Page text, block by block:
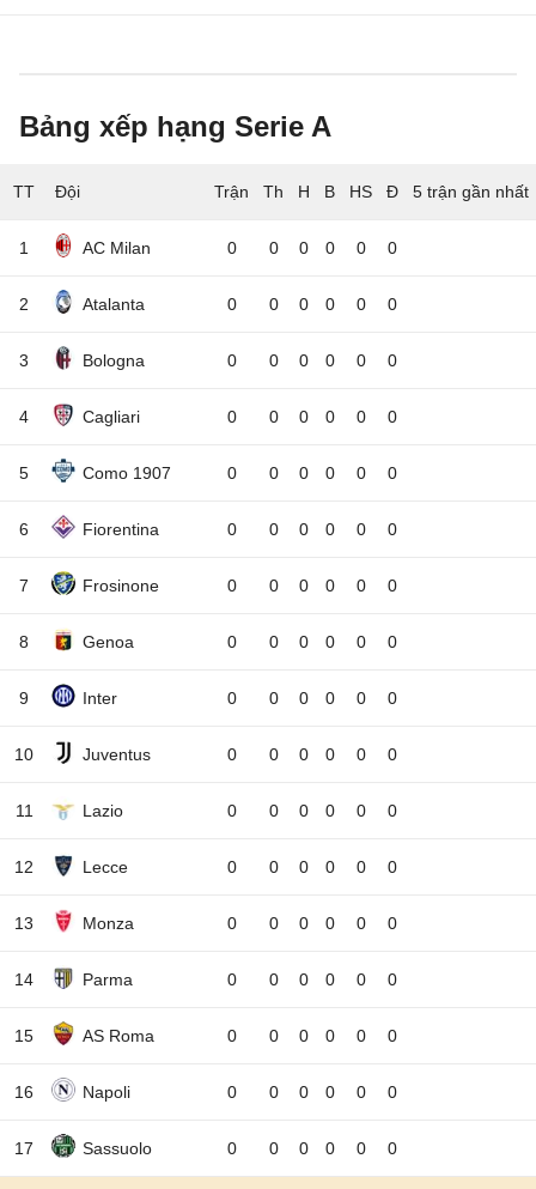
Bảng xếp hạng Serie A
TT Đội 5 trận gần nhất
1 AC Milan 0 0 0 0 0 0
2 Atalanta 0 0 0 0 0 0
3 Bologna 0 0 0 0 0 0
4 Cagliari 0 0 0 0 0 0
5 Como 1907 0 0 0 0 0 0
6 Fiorentina 0 0 0 0 0 0
7 Frosinone 0 0 0 0 0 0
8 Genoa 0 0 0 0 0 0
9 Inter 0 0 0 0 0 0
10 Juventus 0 0 0 0 0 0
11 Lazio 0 0 0 0 0 0
12 Lecce 0 0 0 0 0 0
13 Monza 0 0 0 0 0 0
14 Parma 0 0 0 0 0 0
15 AS Roma 0 0 0 0 0 0
16 Napoli 0 0 0 0 0 0
17 Sassuolo 0 0 0 0 0 0